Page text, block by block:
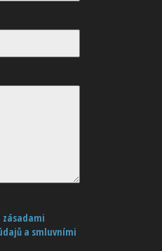
zásadami
a smluvními